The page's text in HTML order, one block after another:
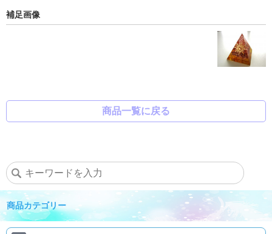
補足画像
商品一覧に戻る
商品カテゴリー